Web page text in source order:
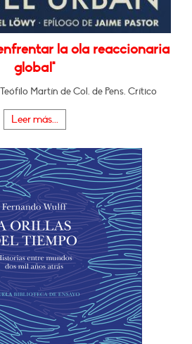
la ola reaccionaria
global"
Martín de Col. de Pens. Crítico
Leer más...